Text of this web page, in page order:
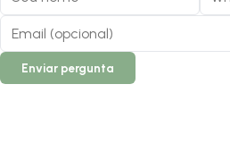
Enviar pergunta